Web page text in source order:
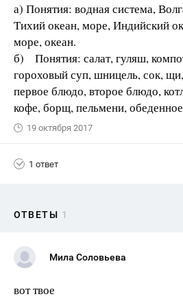
а) Понятия: водная система,
Тихий океан, море, Индийский
море, океан.
б) Понятия: салат, гуляш,
гороховый суп, шницель, сок,
первое блюдо, второе блюдо,
кофе, борщ, пельмени,
19 октября 2017
1 ответ
ОТВЕТЫ 1
Мила Соловьева
вот твое